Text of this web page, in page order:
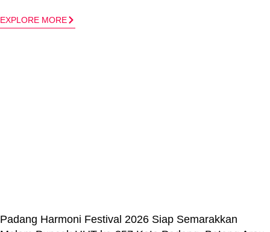
EXPLORE MORE
Padang Harmoni Festival 2026 Siap Semarakkan